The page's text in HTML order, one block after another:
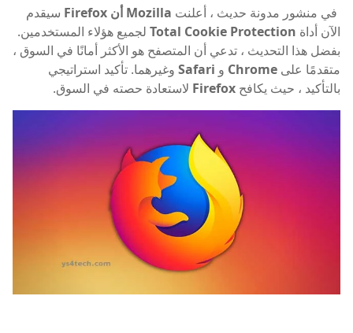
في منشور مدونة حديث ، أعلنت Mozilla أن Firefox
سيقدم
الآن أداة Total Cookie Protection لجميع هؤلاء المستخدمين.
بفضل هذا التحديث ، تدعي أن المتصفح هو الأكثر أمانًا في السوق ،
متقدمًا على Chrome و Safari وغيرهما. تأكيد استراتيجي
بالتأكيد ، حيث يكافح Firefox لاستعادة حصته في السوق.